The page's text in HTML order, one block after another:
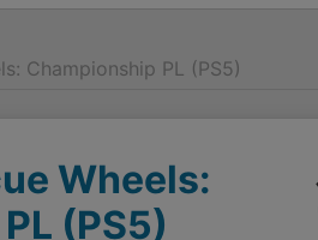
Championship PL (PS5)
Wheels:
(PS5)